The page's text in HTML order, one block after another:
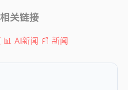
关链接
📊 AI新闻 📰 新闻